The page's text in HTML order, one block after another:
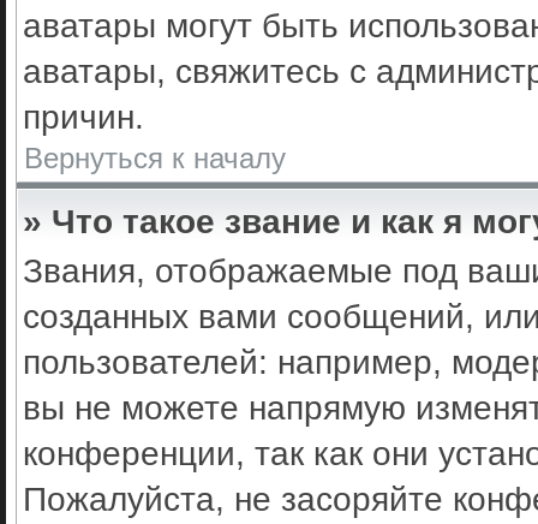
аватары могут быть
аватары, свяжитесь с
причин.
Вернуться к началу
» Что такое звание и как я
Звания, отображаемые под
созданных вами сообщений,
пользователей: например,
вы не можете напрямую
конференции, так как они
Пожалуйста, не засоряйте